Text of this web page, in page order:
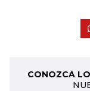
CONOZCA